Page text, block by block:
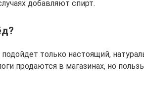
добавляют спирт.
только настоящий,
продаются в магазинах, но